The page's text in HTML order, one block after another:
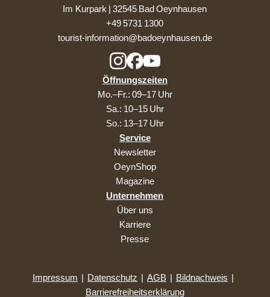
Im Kurpark | 32545 Bad Oeynhausen
+49 5731 1300
tourist-information@badoeynhausen.de
Öffnungszeiten
Mo.–Fr.: 09–17 Uhr
Sa.: 10–15 Uhr
So.: 13–17 Uhr
Service
Newsletter
OeynShop
Magazine
Unternehmen
Über uns
Karriere
Presse
Impressum | Datenschutz | AGB | Bildnachweis |
Barrierefreiheitserklärung